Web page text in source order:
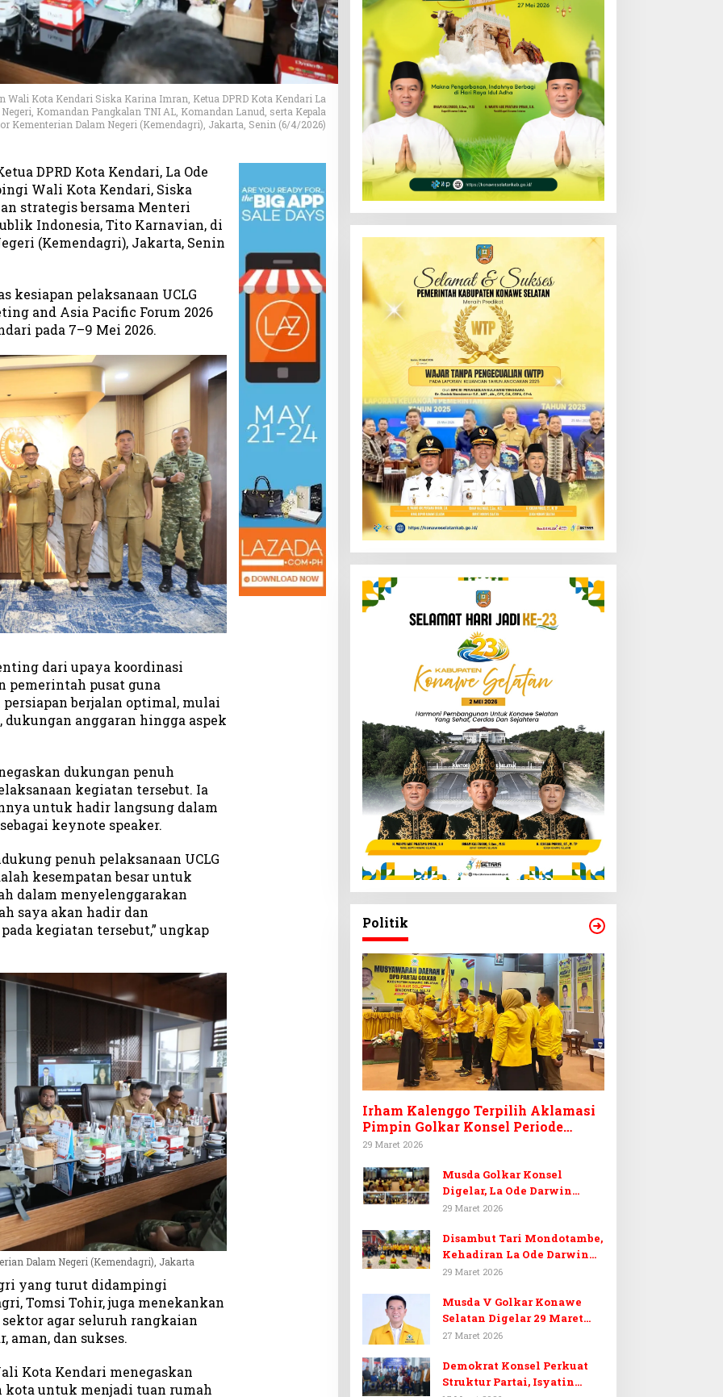
Kota Kendari Siska Karina Imran, Ketua DPRD Kota Kendari La
Komandan Pangkalan TNI AL, Komandan Lanud, serta Kepala
Kementerian Dalam Negeri (Kemendagri), Jakarta, Senin (6/4/2026)
DPRD Kota Kendari, La Ode
Wali Kota Kendari, Siska
strategis bersama Menteri
Indonesia, Tito Karnavian, di
(Kemendagri), Jakarta, Senin
kesiapan pelaksanaan UCLG
and Asia Pacific Forum 2026
pada 7–9 Mei 2026.
dari upaya koordinasi
pemerintah pusat guna
berjalan optimal, mulai
anggaran hingga aspek
dukungan penuh
kegiatan tersebut. Ia
untuk hadir langsung dalam
keynote speaker.
penuh pelaksanaan UCLG
kesempatan besar untuk
dalam menyelenggarakan
saya akan hadir dan
kegiatan tersebut,” ungkap
Dalam Negeri (Kemendagri), Jakarta
yang turut didampingi
Tomsi Tohir, juga menekankan
agar seluruh rangkaian
aman, dan sukses.
Kota Kendari menegaskan
untuk menjadi tuan rumah
Politik
Irham Kalenggo Terpilih Aklamasi
Pimpin Golkar Konsel Periode
Ketiga
29 Maret 2026
Musda Golkar Konsel
Digelar, La Ode Darwin
Tekankan Soliditas Kader
Konawe Selatan
29 Maret 2026
Disambut Tari Mondotambe,
Kehadiran La Ode Darwin
Hangatkan Musda V Golkar
29 Maret 2026
Musda V Golkar Konawe
Selatan Digelar 29 Maret
2026, Dukungan Menguat
27 Maret 2026
Demokrat Konsel Perkuat
Struktur Partai, Isyatin